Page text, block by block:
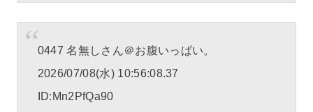
0447 名無しさん＠お腹いっぱい。
2026/07/08(水) 10:56:08.37
ID:Mn2PfQa90